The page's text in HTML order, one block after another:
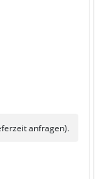
anfragen).